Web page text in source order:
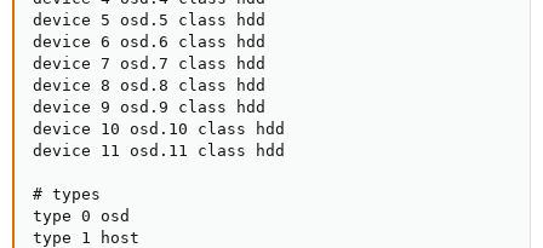
device 5 osd.5 class hdd
device 6 osd.6 class hdd
device 7 osd.7 class hdd
device 8 osd.8 class hdd
device 9 osd.9 class hdd
device 10 osd.10 class hdd
device 11 osd.11 class hdd
# types
type 0 osd
type 1 host